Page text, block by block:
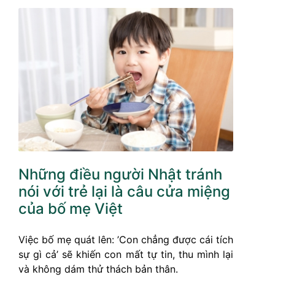
Những điều người Nhật tránh
nói với trẻ lại là câu cửa miệng
của bố mẹ Việt
Việc bố mẹ quát lên: ’Con chẳng được cái tích
sự gì cả’ sẽ khiến con mất tự tin, thu mình lại
và không dám thử thách bản thân.